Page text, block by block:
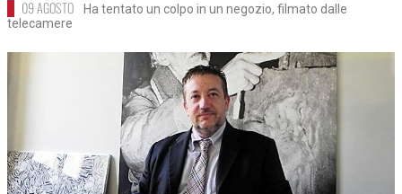
09 AGOSTO
Ha tentato un colpo in un negozio, filmato dalle
telecamere